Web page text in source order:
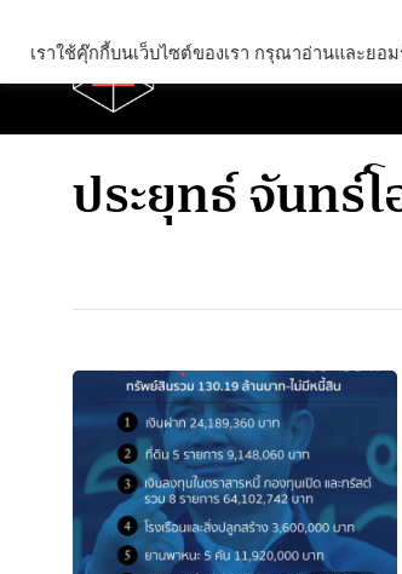
ประยุทธ์ จันทร์โ
เราใช้คุ๊กกี้บนเว็บไซต์ของเรา กรุณาอ่านและยอ